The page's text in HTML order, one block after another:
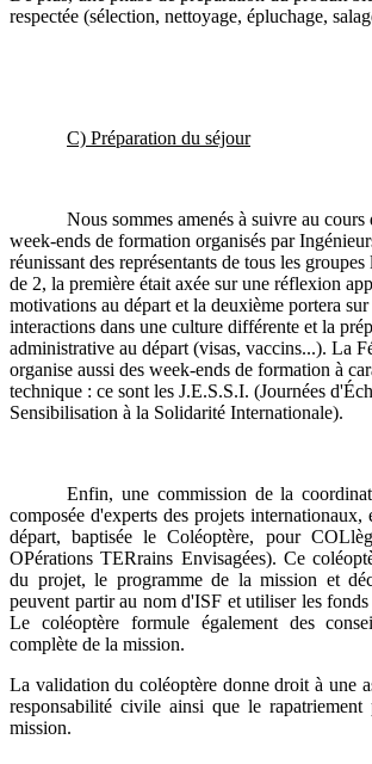
respectée (sélection, nettoyage, épluchage,
C) Préparation du séjour
Nous sommes amenés à suivre au cours
week-ends de formation organisés par
réunissant des représentants de tous les
de 2, la première était axée sur une réflexion
motivations au départ et la deuxième portera
interactions dans une culture différente et la
administrative au départ (visas, vaccins...). La
organise aussi des week-ends de formation à
technique : ce sont les J.E.S.S.I. (Journées
Sensibilisation à la Solidarité Internationale).
Enfin, une commission de la
composée d'experts des projets internationaux,
départ, baptisée le Coléoptère, pour
OPérations TERrains Envisagées). Ce
du projet, le programme de la mission et
peuvent partir au nom d'ISF et utiliser les
Le coléoptère formule également des
complète de la mission.
La validation du coléoptère donne droit à une
responsabilité civile ainsi que le
mission.